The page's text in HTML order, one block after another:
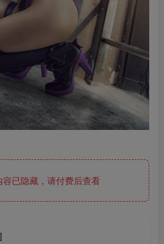
已隐藏，请付费后查看